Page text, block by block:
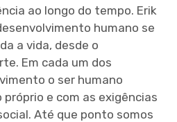
ao longo do tempo. Erik
humano se
a vida, desde o
Em cada um dos
o ser humano
e com as exigências
Até que ponto somos